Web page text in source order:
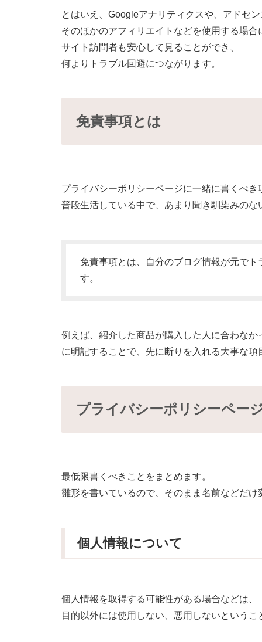
とはいえ、Googleアナリティクスや、アドセン
そのほかのアフィリエイトなどを使用する場合
サイト訪問者も安心して見ることができ、
何よりトラブル回避につながります。
免責事項とは
プライバシーポリシーページに一緒に書くべ
普段生活している中で、あまり聞き馴染みのな
免責事項とは、自分のブログ情報が元で
す。
例えば、紹介した商品が購入した人に合わな
に明記することで、先に断りを入れる大事な項
プライバシーポリシーペー
最低限書くべきことをまとめます。
雛形を書いているので、そのまま名前などだけ
個人情報について
個人情報を取得する可能性がある場合などは、
目的以外には使用しない、悪用しないというこ